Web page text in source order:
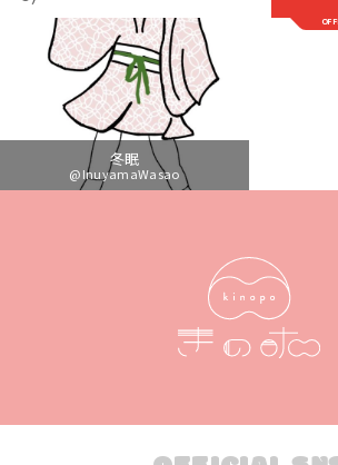
冬眠
@InuyamaWasao